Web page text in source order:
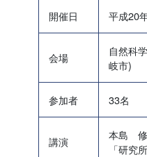
開催日 平成20
会場
自然科
岐市)
参加者 33名
講演
本島 修
「研究